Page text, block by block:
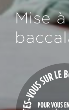
Mise